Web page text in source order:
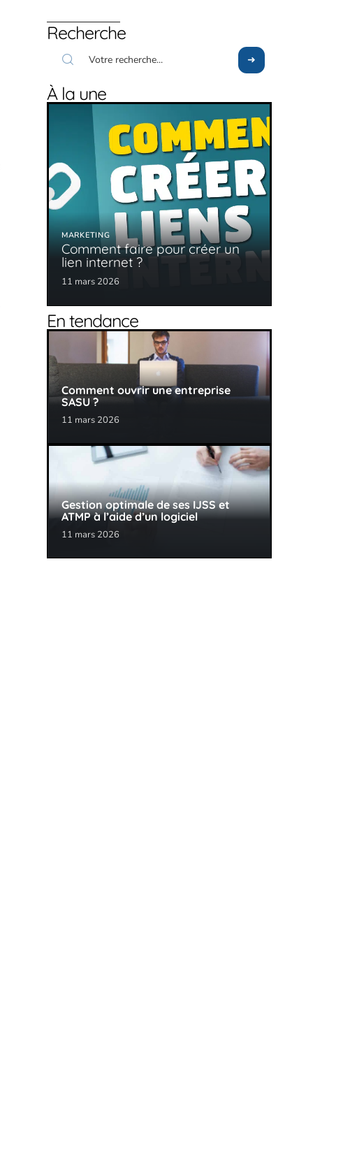
Recherche
À la une
MARKETING
Comment faire pour créer un
lien internet ?
11 mars 2026
En tendance
Comment ouvrir une entreprise
SASU ?
11 mars 2026
Gestion optimale de ses IJSS et
ATMP à l’aide d’un logiciel
11 mars 2026